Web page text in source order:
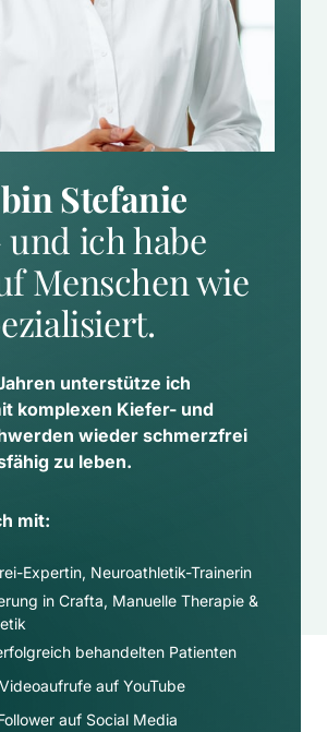
Stefanie
und ich habe
Menschen wie
unterstütze ich
komplexen Kiefer- und
wieder schmerzfrei
zu leben.
mit:
Expertin, Neuroathletik-Trainerin
in Crafta, Manuelle Therapie &
behandelten Patienten
auf YouTube
auf Social Media​